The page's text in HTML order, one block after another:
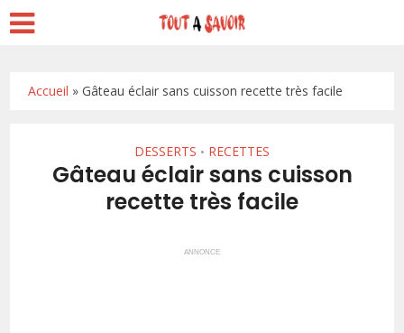
Accueil »Gâteau éclair sans cuisson recette très facile
DESSERTS • RECETTES
Gâteau éclair sans cuisson
recette très facile
ANNONCE